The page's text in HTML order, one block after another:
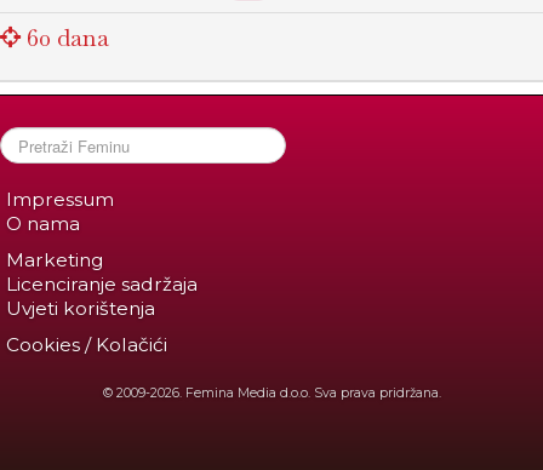
60 dana
Impressum
O nama
Marketing
Licenciranje sadržaja
Uvjeti korištenja
Cookies / Kolačići
© 2009-2026. Femina Media d.o.o. Sva prava pridržana.